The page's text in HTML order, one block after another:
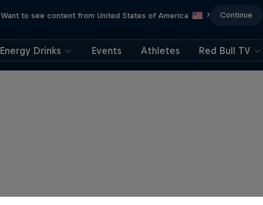
Want to see content from United States of America ? Continue
Energy Drinks Events Athletes Red Bull TV